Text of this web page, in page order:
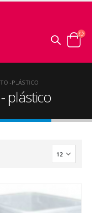
-PLÁSTICO
plástico